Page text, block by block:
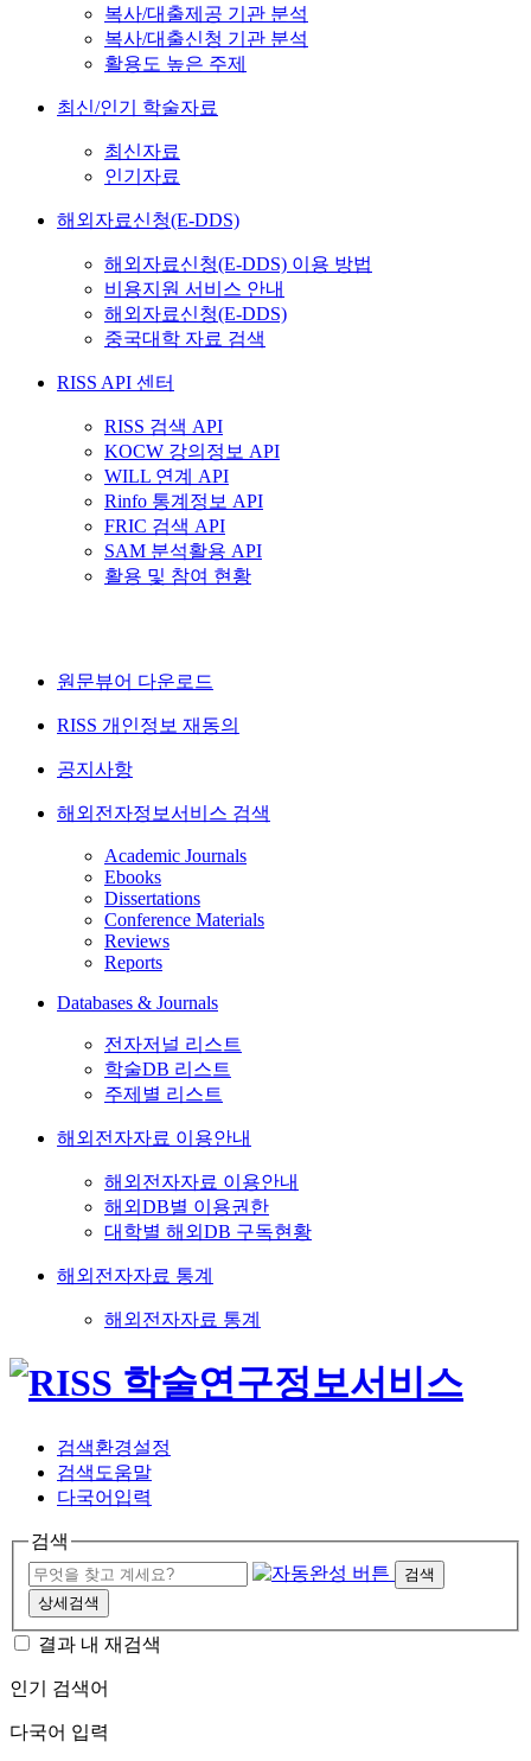
복사/대출제공 기관 분석
복사/대출신청 기관 분석
활용도 높은 주제
최신/인기 학술자료
최신자료
인기자료
해외자료신청(E-DDS)
해외자료신청(E-DDS) 이용 방법
비용지원 서비스 안내
해외자료신청(E-DDS)
중국대학 자료 검색
RISS API 센터
RISS 검색 API
KOCW 강의정보 API
WILL 연계 API
Rinfo 통계정보 API
FRIC 검색 API
SAM 분석활용 API
활용 및 참여 현황
원문뷰어 다운로드
RISS 개인정보 재동의
공지사항
해외전자정보서비스 검색
Academic Journals
Ebooks
Dissertations
Conference Materials
Reviews
Reports
Databases & Journals
전자저널 리스트
학술DB 리스트
주제별 리스트
해외전자자료 이용안내
해외전자자료 이용안내
해외DB별 이용권한
대학별 해외DB 구독현황
해외전자자료 통계
해외전자자료 통계
검색환경설정
검색도움말
다국어입력
검색
검색
상세검색
결과 내 재검색
인기 검색어
다국어 입력